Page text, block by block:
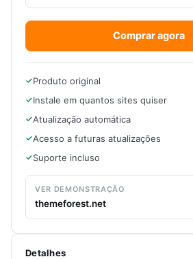
Comprar agora
Produto original
Instale em quantos sites quiser
Atualização automática
Acesso a futuras atualizações
Suporte incluso
VER DEMONSTRAÇÃO
themeforest.net
Detalhes